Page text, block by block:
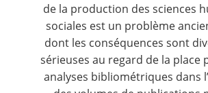
de la production des sciences
sociales est un problème
dont les conséquences sont
sérieuses au regard de la place
analyses bibliométriques dans